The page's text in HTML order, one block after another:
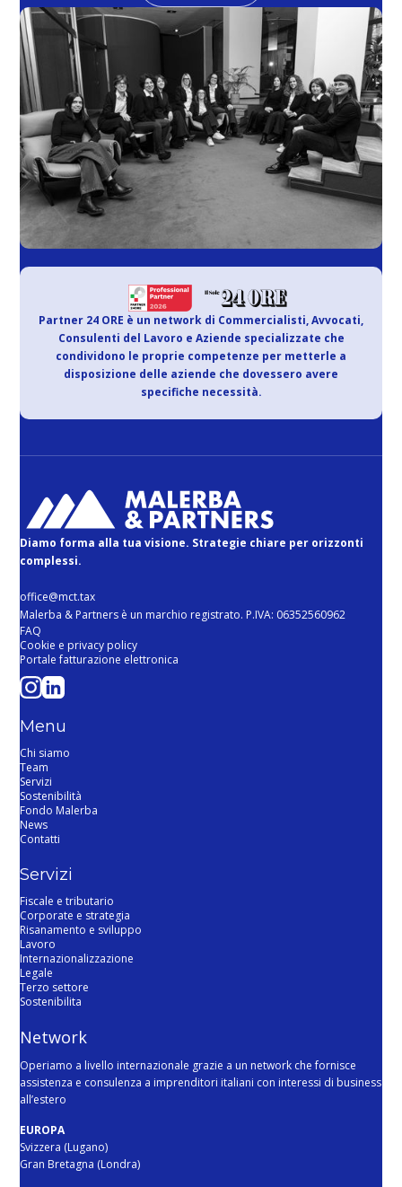
Partner 24 ORE è un network di Commercialisti, Avvocati,
Consulenti del Lavoro e Aziende specializzate che
condividono le proprie competenze per metterle a
disposizione delle aziende che dovessero avere
specifiche necessità.
Diamo forma alla tua visione. Strategie chiare per orizzonti
complessi.
office@mct.tax
Malerba & Partners è un marchio registrato. P.IVA: 06352560962
FAQ
Cookie e privacy policy
Portale fatturazione elettronica
Menu
Chi siamo
Team
Servizi
Sostenibilità
Fondo Malerba
News
Contatti
Servizi
Fiscale e tributario
Corporate e strategia
Risanamento e sviluppo
Lavoro
Internazionalizzazione
Legale
Terzo settore
Sostenibilita
Network
Operiamo a livello internazionale grazie a un network che fornisce
assistenza e consulenza a imprenditori italiani con interessi di business
all’estero
EUROPA
Svizzera (Lugano)
Gran Bretagna (Londra)